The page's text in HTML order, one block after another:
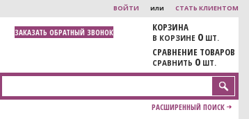
ВОЙТИ или СТАТЬ КЛИЕНТОМ
ЗАКАЗАТЬ ОБРАТНЫЙ ЗВОНОК КОРЗИНА
В КОРЗИНЕ 0ШТ.
СРАВНЕНИЕ ТОВАРОВ
СРАВНИТЬ 0ШТ.
РАСШИРЕННЫЙ ПОИСК